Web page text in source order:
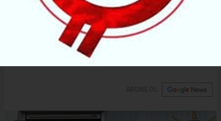
Sümer, yaptığı paylaşımda birlik, kardeşlik ve
toplumsal barış vurgusu yaparak, "Süreci hep
birlikte sahiplenerek geleceği birlikte inşa
edeceğiz." mesajını verdi. Paylaşım, kentte ve
sosyal medyada geniş yankı uyandırdı.